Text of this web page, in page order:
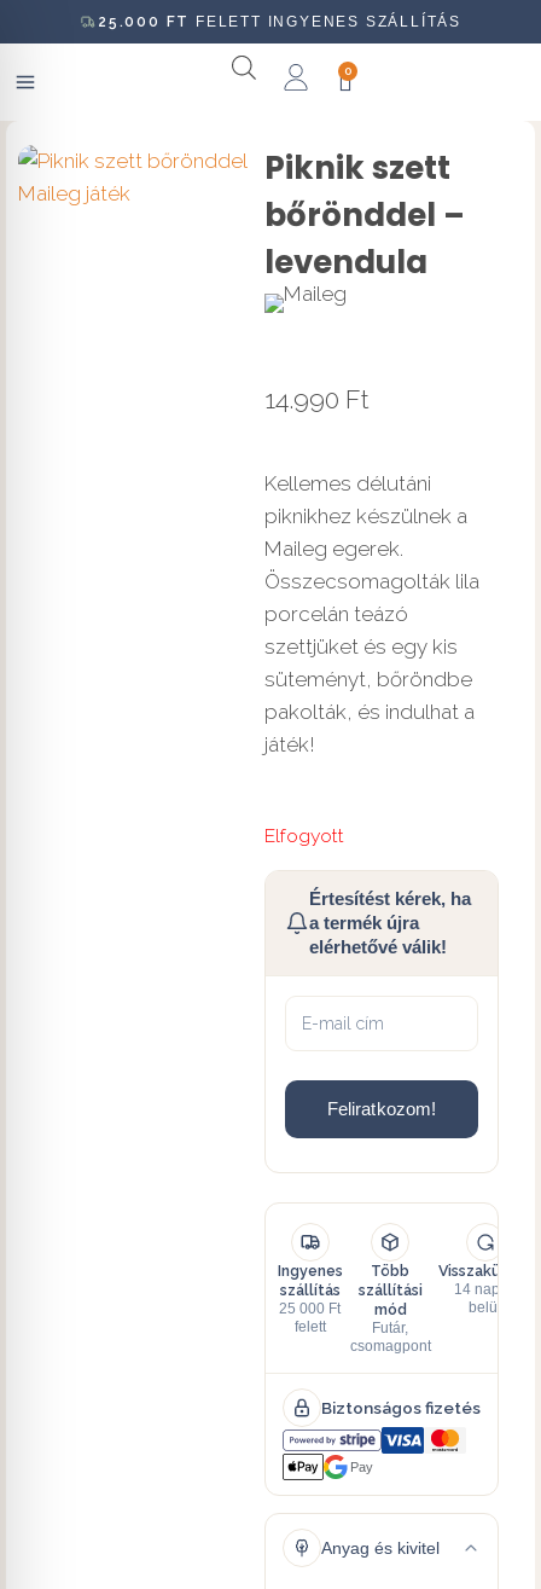
25.000 FT FELETT INGYENES SZÁLLÍTÁS
0
Piknik szett
bőrönddel –
levendula
14.990 Ft
Kellemes délutáni
piknikhez készülnek a
Maileg egerek.
Összecsomagolták lila
porcelán teázó
szettjüket és egy kis
süteményt, bőröndbe
pakolták, és indulhat a
játék!
Elfogyott
Értesítést kérek, ha
a termék újra
elérhetővé válik!
Feliratkozom!
Ingyenes
szállítás
25 000 Ft
felett
Több
szállítási
mód
Futár,
csomagpont
Visszaküldés
14 napon
belül
Biztonságos fizetés
Pay
Anyag és kivitel